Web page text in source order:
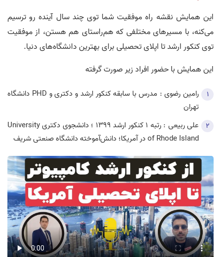
این همایش نقشه‌ راه موفقیت شما توی چند سال آینده رو ترسیم
می‌کنه، با مسیرهای مختلفی که هم‌راستای هم هستن، از موفقیت
توی کنکور ارشد تا اپلای تحصیلی برای بهترین دانشگاه‌های دنیا.
این همایش با حضور افراد زیر صورت گرفته
رامين رضوی : مدرس با سابقه کنکور ارشد و دکتری و PHD دانشگاه
تهران
علی ربیعی : رتبه ۱ کنکور ارشد ۱۳۹۹ ؛ دانشجوی دکتری University
of Rhode Island در آمریکا؛ دانش‌آموخته دانشگاه صنعتی شریف